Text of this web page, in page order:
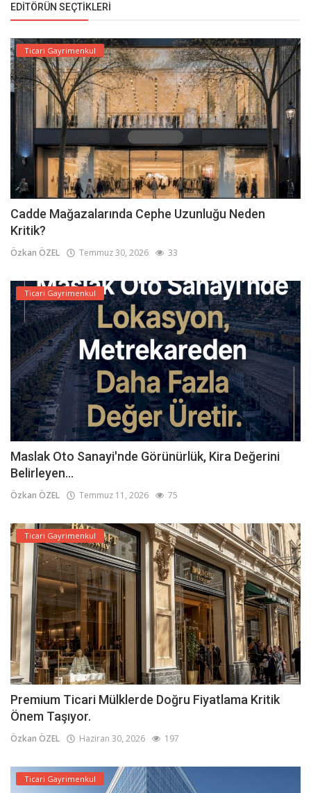
EDITÖRÜN SEÇTIKLERI
Ticari Gayrimenkul
Cadde Mağazalarında Cephe Uzunluğu Neden
Kritik?
Özkan ÖZEL Temmuz 30, 2026 33
Ticari Gayrimenkul
Maslak Oto Sanayi'nde Görünürlük, Kira Değerini
Belirleyen...
Özkan ÖZEL Temmuz 11, 2026 75
Ticari Gayrimenkul
Premium Ticari Mülklerde Doğru Fiyatlama Kritik
Önem Taşıyor.
Özkan ÖZEL Haziran 30, 2026 197
Ticari Gayrimenkul